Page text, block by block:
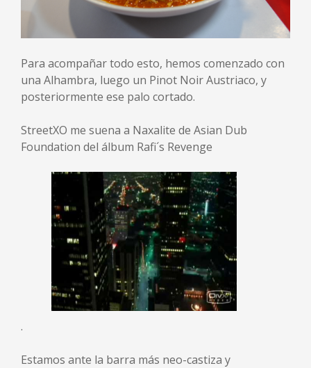
Para acompañar todo esto, hemos comenzado con
una Alhambra, luego un Pinot Noir Austriaco, y
posteriormente ese palo cortado.
StreetXO me suena a Naxalite de Asian Dub
Foundation del álbum Rafi´s Revenge
.
Estamos ante la barra más neo-castiza y